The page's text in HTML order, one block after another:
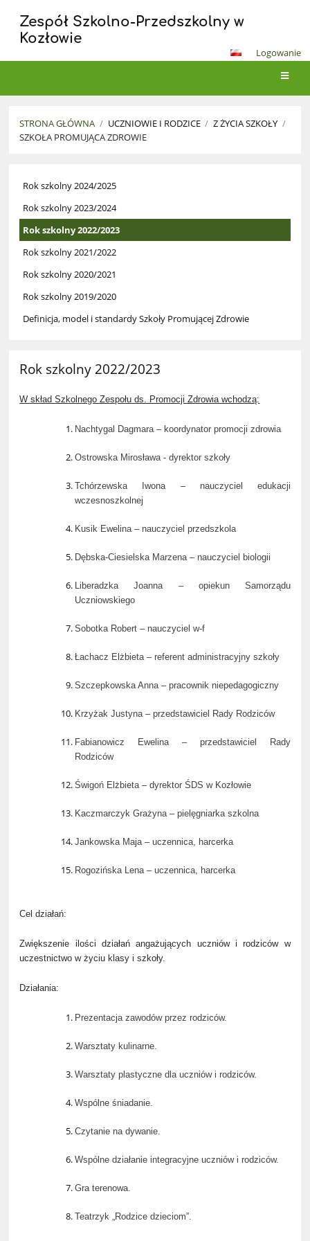
Zespół Szkolno-Przedszkolny w
Kozłowie
Logowanie
STRONA GŁÓWNA / UCZNIOWIE I RODZICE / Z ŻYCIA SZKOŁY /
SZKOŁA PROMUJĄCA ZDROWIE
Promująca
Zdrowie
Rok szkolny 2024/2025
Rok szkolny 2023/2024
Rok szkolny 2022/2023
Rok szkolny 2021/2022
Rok szkolny 2020/2021
Rok szkolny 2019/2020
Definicja, model i standardy Szkoły Promującej Zdrowie
Rok szkolny 2022/2023
W skład Szkolnego Zespołu ds. Promocji Zdrowia wchodzą:
Nachtygal Dagmara – koordynator promocji zdrowia
Ostrowska Mirosława - dyrektor szkoły
Tchórzewska Iwona – nauczyciel edukacji
wczesnoszkolnej
Kusik Ewelina – nauczyciel przedszkola
Dębska-Ciesielska Marzena – nauczyciel biologii
Liberadzka Joanna – opiekun Samorządu
Uczniowskiego
Sobotka Robert – nauczyciel w-f
Łachacz Elżbieta – referent administracyjny szkoły
Szczepkowska Anna – pracownik niepedagogiczny
Krzyżak Justyna – przedstawiciel Rady Rodziców
Fabianowicz Ewelina – przedstawiciel Rady
Rodziców
Świgoń Elżbieta – dyrektor ŚDS w Kozłowie
Kaczmarczyk Grażyna – pielęgniarka szkolna
Jankowska Maja – uczennica, harcerka
Rogozińska Lena – uczennica, harcerka
Cel działań:
Zwiększenie ilości działań angażujących uczniów i rodziców w
uczestnictwo w życiu klasy i szkoły.
Działania:
Prezentacja zawodów przez rodziców.
Warsztaty kulinarne.
Warsztaty plastyczne dla uczniów i rodziców.
Wspólne śniadanie.
Czytanie na dywanie.
Wspólne działanie integracyjne uczniów i rodziców.
Gra terenowa.
Teatrzyk „Rodzice dzieciom”.